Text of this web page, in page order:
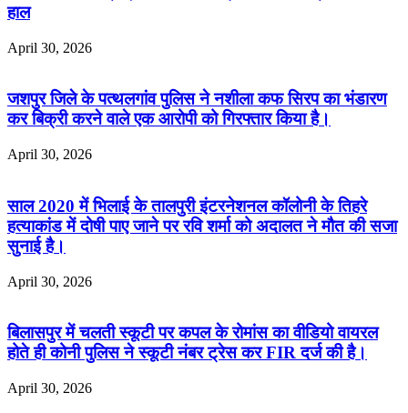
हाल
April 30, 2026
जशपुर जिले के पत्थलगांव पुलिस ने नशीला कफ सिरप का भंडारण
कर बिक्री करने वाले एक आरोपी को गिरफ्तार किया है।
April 30, 2026
साल 2020 में भिलाई के तालपुरी इंटरनेशनल कॉलोनी के तिहरे
हत्याकांड में दोषी पाए जाने पर रवि शर्मा को अदालत ने मौत की सजा
सुनाई है।
April 30, 2026
बिलासपुर में चलती स्कूटी पर कपल के रोमांस का वीडियो वायरल
होते ही कोनी पुलिस ने स्कूटी नंबर ट्रेस कर FIR दर्ज की है।
April 30, 2026